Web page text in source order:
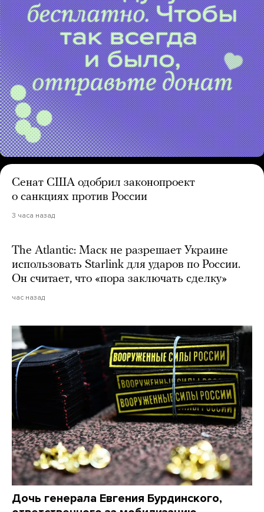
Сенат США одобрил законопроект
о санкциях против России
3 часа назад
The Atlantic: Маск не разрешает Украине
использовать Starlink для ударов по России.
Он считает, что «пора заключать сделку»
час назад
Дочь генерала Евгения Бурдинского,